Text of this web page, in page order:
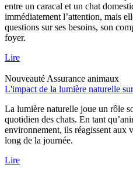
entre un caracal et un chat
immédiatement l’attention, mais
questions sur ses besoins, son
foyer.
Lire
Nouveauté Assurance animaux
L'impact de la lumière naturelle
La lumière naturelle joue un rôle
quotidien des chats. En tant
environnement, ils réagissent aux
long de la journée.
Lire